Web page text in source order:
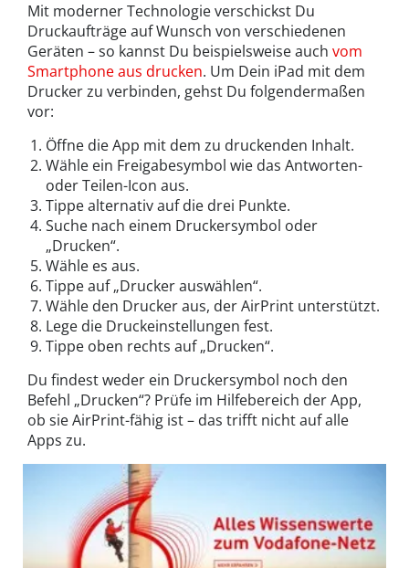
Mit moderner Technologie verschickst Du
Druckaufträge auf Wunsch von verschiedenen
Geräten – so kannst Du beispielsweise auch vom
Smartphone aus drucken. Um Dein iPad mit dem
Drucker zu verbinden, gehst Du folgendermaßen
vor:
Öffne die App mit dem zu druckenden Inhalt.
Wähle ein Freigabesymbol wie das Antworten-
oder Teilen-Icon aus.
Tippe alternativ auf die drei Punkte.
Suche nach einem Druckersymbol oder
„Drucken“.
Wähle es aus.
Tippe auf „Drucker auswählen“.
Wähle den Drucker aus, der AirPrint unterstützt.
Lege die Druckeinstellungen fest.
Tippe oben rechts auf „Drucken“.
Du findest weder ein Druckersymbol noch den
Befehl „Drucken“? Prüfe im Hilfebereich der App,
ob sie AirPrint-fähig ist – das trifft nicht auf alle
Apps zu.